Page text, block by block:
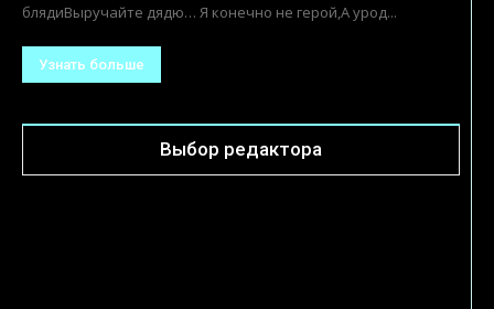
блядиВыручайте дядю… Я конечно не герой,А урод...
Узнать больше
Выбор редактора